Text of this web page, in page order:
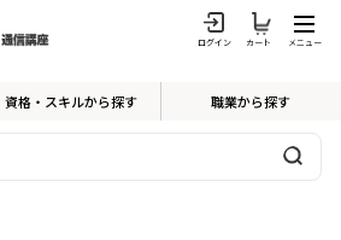
ログイン カート メニュー
資格・スキルから探す 職業から探す